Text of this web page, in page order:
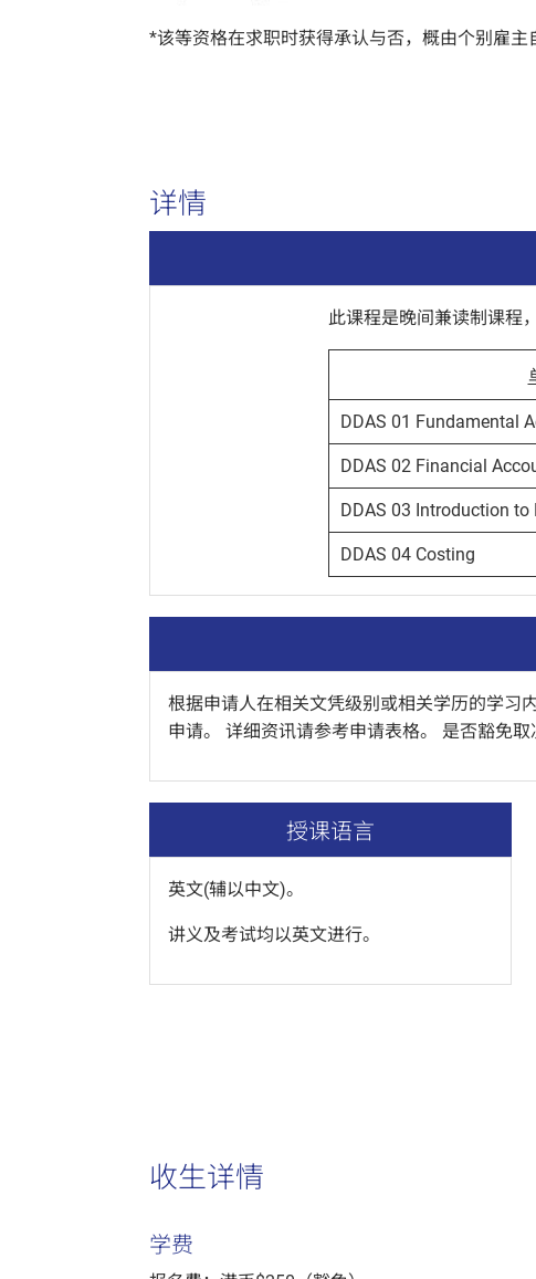
*该等资格在求职时获得承认与否，概由个别雇主
详情
此课程是晚间兼读制课程
DDAS 01 Fundamental
DDAS 02 Financial
DDAS 03 Introduction to
DDAS 04 Costing
根据申请人在相关文凭级别或相关学历的学习
申请。 详细资讯请参考申请表格。 是否豁免取
授课语言
英文(辅以中文)。
讲义及考试均以英文进行。
收生详情
学费